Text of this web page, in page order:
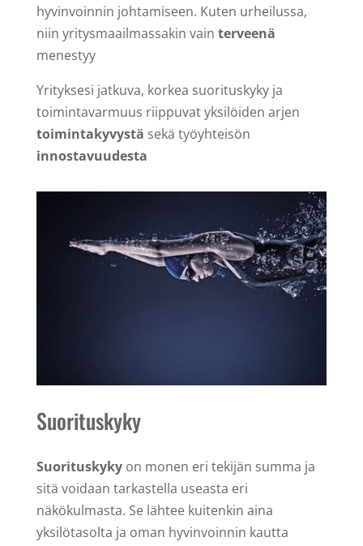
hyvinvoinnin johtamiseen. Kuten urheilussa,
niin yritysmaailmassakin vain terveenä
menestyy
Yrityksesi jatkuva, korkea suorituskyky ja
toimintavarmuus riippuvat yksilöiden arjen
toimintakyvystä sekä työyhteisön
innostavuudesta
Suorituskyky
Suorituskykyon monen eri tekijän summa ja
sitä voidaan tarkastella useasta eri
näkökulmasta. Se lähtee kuitenkin aina
yksilötasolta ja oman hyvinvoinnin kautta